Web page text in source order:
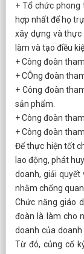
+ Tổ chức phong
hợp nhất để họ
xây dựng và thực
làm và tạo điều
+ Công đoàn
+ CÔng đoàn
+ Công đoàn
sản phẩm.
+ Công đoàn
+ Công đoàn
Để thực hiện tốt
lao động, phát
doanh, giải quyết
nhằm chống
Chức năng giáo
đoàn là làm cho
doanh của
Từ đó, củng cố